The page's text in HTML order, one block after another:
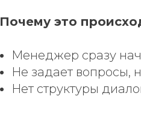
Почему это
Менеджер сразу
Не задает вопросы,
Нет структуры